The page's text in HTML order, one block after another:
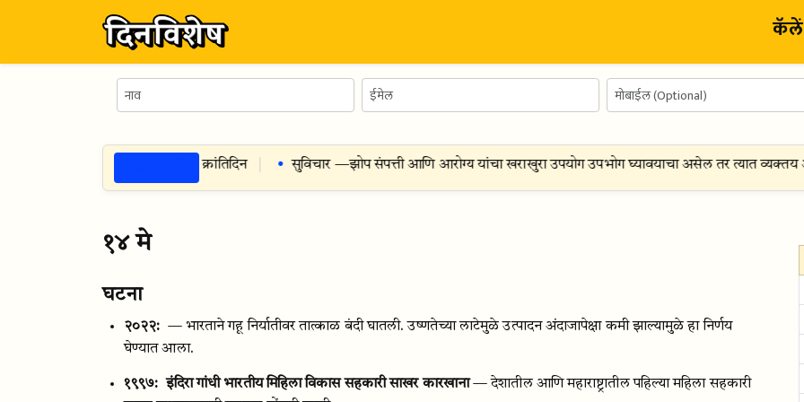
दिन — भारत छोडो आंदोलन, क्रांतिदिन सुविचार —झोप संपत्ती आणि आरोग्य यांचा खराखुरा उपयोग उपभोग घ्यावयाचा असेल तर त्यात व्यक्तय
१४ मे
घटना
२०२२: — भारताने गहू निर्यातीवर तात्काळ बंदी घातली. उष्णतेच्या लाटेमुळे उत्पादन अंदाजापेक्षा कमी झाल्यामुळे हा निर्णय
घेण्यात आला.
१९९७: इंदिरा गांधी भारतीय मिहिला विकास सहकारी साखर कारखाना — देशातील आणि महाराष्ट्रातील पहिल्या महिला सहकारी